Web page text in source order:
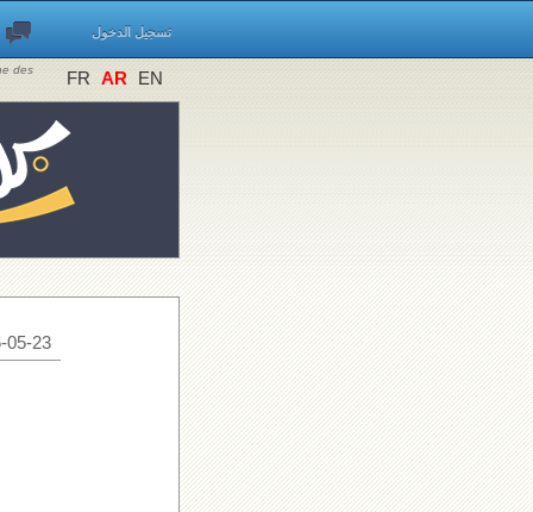
تسجيل الدخول
des FR AR EN
05-23